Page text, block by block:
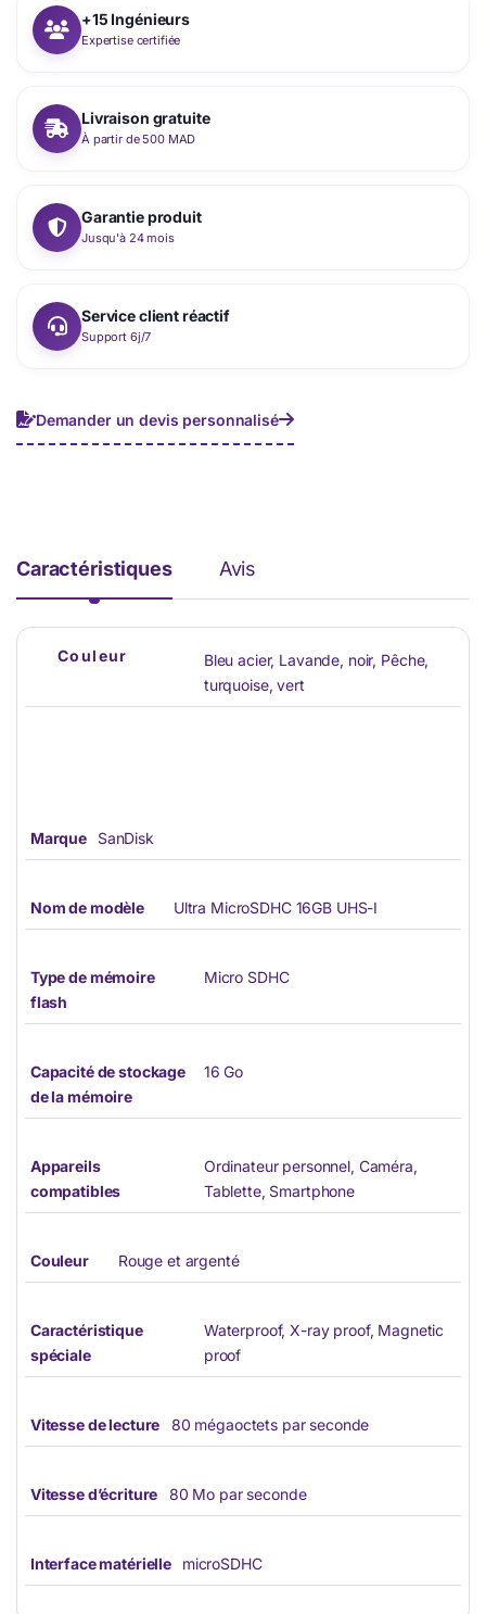
+15 Ingénieurs
Expertise certifiée
Livraison gratuite
À partir de 500 MAD
Garantie produit
Jusqu'à 24 mois
Service client réactif
Support 6j/7
Demander un devis personnalisé
Caractéristiques Avis
Couleur Bleu acier, Lavande, noir, Pêche,
turquoise,vert
Marque SanDisk
Nom de modèle Ultra MicroSDHC 16GB UHS-I
Type de mémoire
flash
Micro SDHC
Capacité de stockage
de la mémoire
16 Go
Appareils
compatibles
Ordinateur personnel, Caméra,
Tablette, Smartphone
Couleur Rouge et argenté
Caractéristique
spéciale
Waterproof, X-ray proof, Magnetic
proof
Vitesse de lecture 80 mégaoctets par seconde
Vitesse d’écriture 80 Mo par seconde
Interface matérielle microSDHC